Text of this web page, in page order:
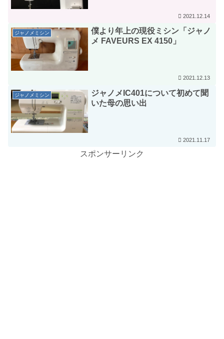
2021.12.14
ジャノメミシン
僕より年上の現役ミシン「ジャノ
メ FAVEURS EX 4150」
2021.12.13
ジャノメミシン
ジャノメIC401について初めて聞
いた母の思い出
2021.11.17
スポンサーリンク